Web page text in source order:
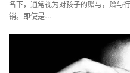
名下，通常视为对孩子的赠与，赠与
销。即使是···